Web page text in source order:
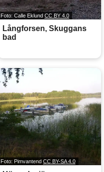
Foto: Calle Eklund CC BY 4.0
Långforsen, Skuggans
bad
Foto: Pimvantend CC BY-SA 4.0